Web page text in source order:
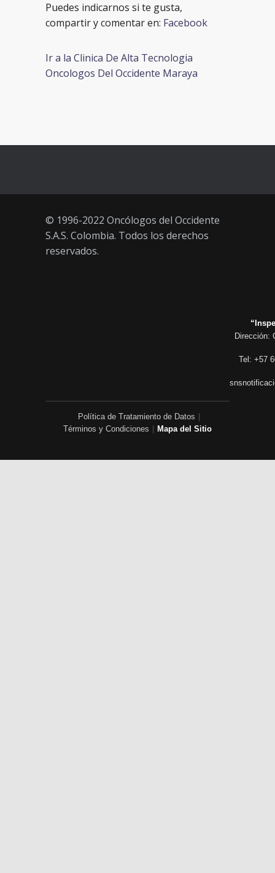
Puedes indicarnos si te gusta,
compartir y comentar en: Facebook
Ir a la Clinica De Alta Tecnologia
Oncologos Del Occidente Maraya
© 1996-2022 Oncólogos del Occidente
S.A.S. Colombia. Todos los derechos
reservados.
Dirección:
Tel: +57
Política de Tratamiento de Datos
Términos y Condiciones
Mapa del Sitio